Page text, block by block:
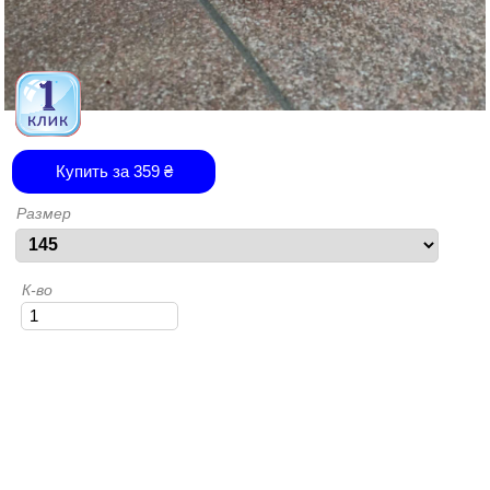
Купить за 359₴
Размер
К-во